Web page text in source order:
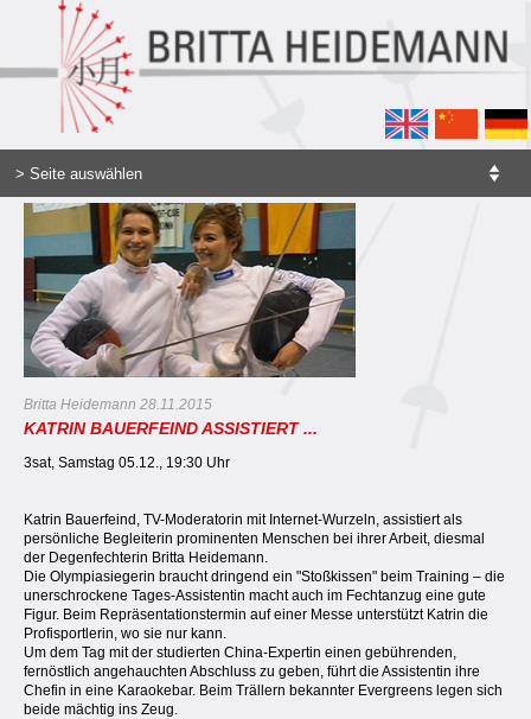
Britta Heidemann 28.11.2015
KATRIN BAUERFEIND ASSISTIERT ...
3sat, Samstag 05.12., 19:30 Uhr
Katrin Bauerfeind, TV-Moderatorin mit Internet-Wurzeln, assistiert als
persönliche Begleiterin prominenten Menschen bei ihrer Arbeit, diesmal
der Degenfechterin Britta Heidemann.
Die Olympiasiegerin braucht dringend ein "Stoßkissen" beim Training – die
unerschrockene Tages-Assistentin macht auch im Fechtanzug eine gute
Figur. Beim Repräsentationstermin auf einer Messe unterstützt Katrin die
Profisportlerin, wo sie nur kann.
Um dem Tag mit der studierten China-Expertin einen gebührenden,
fernöstlich angehauchten Abschluss zu geben, führt die Assistentin ihre
Chefin in eine Karaokebar. Beim Trällern bekannter Evergreens legen sich
beide mächtig ins Zeug.